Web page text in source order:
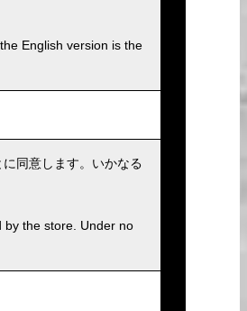
English version is the
同意します。いかなる
by the store. Under no